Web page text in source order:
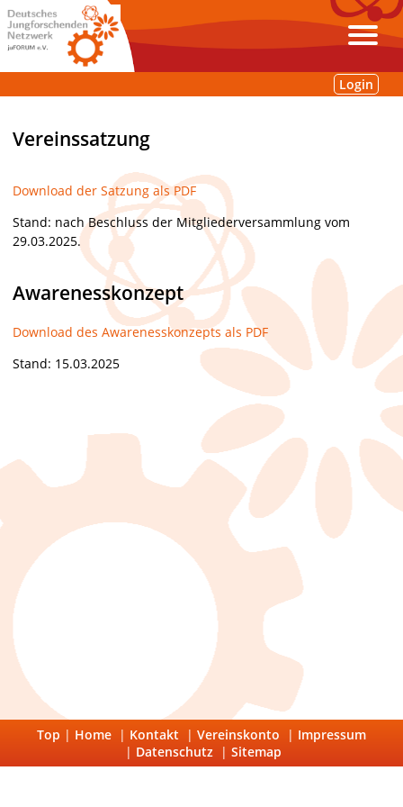
Login
Vereinssatzung
Download der Satzung als PDF
Stand: nach Beschluss der Mitgliederversammlung vom
29.03.2025.
Awarenesskonzept
Download des Awarenesskonzepts als PDF
Stand: 15.03.2025
Top | Home | Kontakt | Vereinskonto | Impressum
| Datenschutz | Sitemap